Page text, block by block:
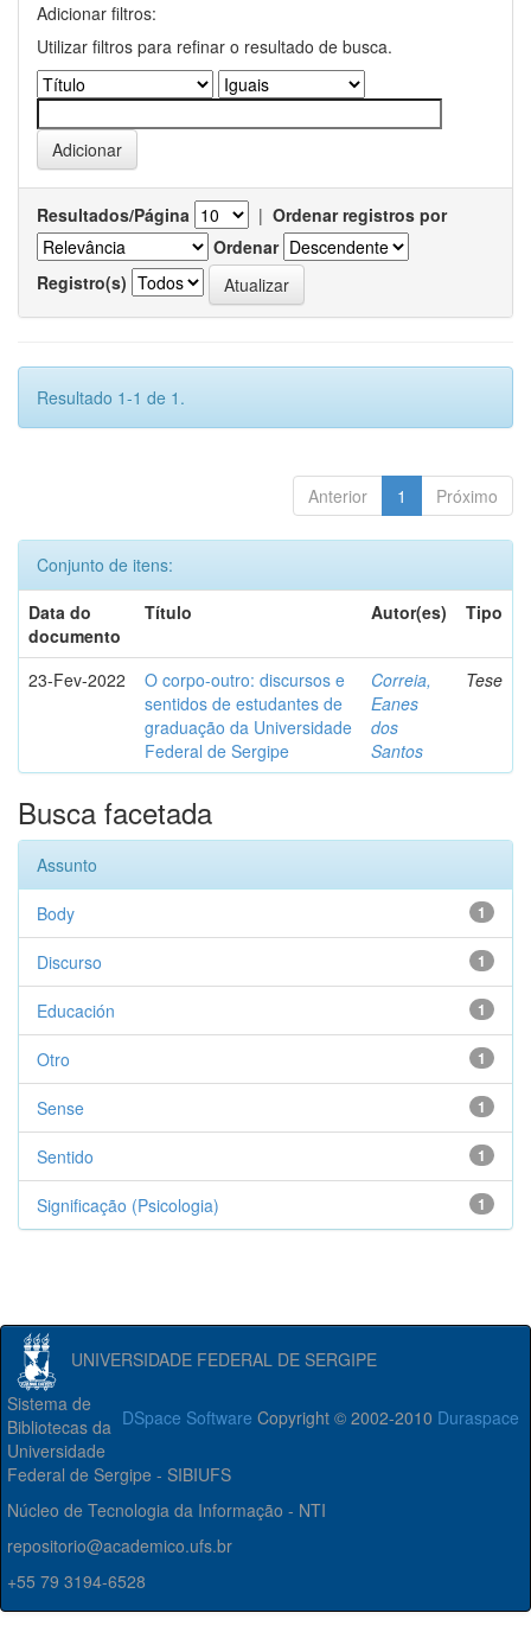
Adicionar filtros:
Utilizar filtros para refinar o resultado de busca.
Resultados/Página | Ordenar registros por
Ordenar
Registro(s)
Resultado 1-1 de 1.
Anterior 1 Próximo
Conjunto de itens:
Data do
documento
Título Autor(es) Tipo
23-Fev-2022
O corpo-outro: discursos e
sentidos de estudantes de
graduação da Universidade
Federal de Sergipe
Correia,
Eanes
dos
Santos
Tese
Busca facetada
Assunto
1
Body
1
Discurso
1
Educación
1
Otro
1
Sense
1
Sentido
1
Significação (Psicologia)
UNIVERSIDADE FEDERAL DE SERGIPE
DSpace Software Copyright © 2002-2010 Duraspace
Sistema de
Bibliotecas da
Universidade
Federal de Sergipe - SIBIUFS
Núcleo de Tecnologia da Informação - NTI
repositorio@academico.ufs.br
+55 79 3194-6528